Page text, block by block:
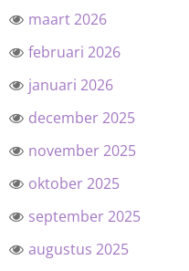
maart 2026
februari 2026
januari 2026
december 2025
november 2025
oktober 2025
september 2025
augustus 2025